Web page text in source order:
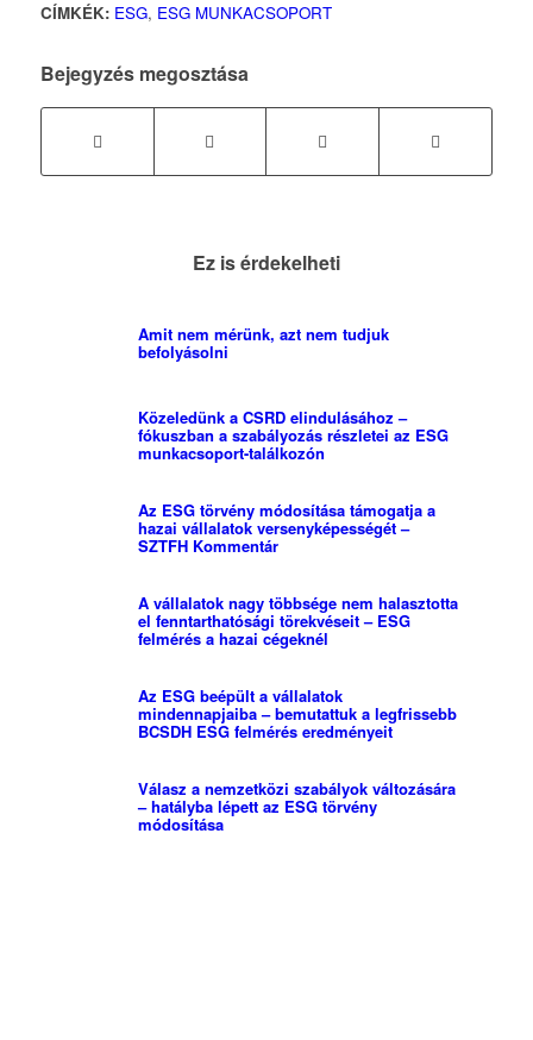
CÍMKÉK: ESG, ESG MUNKACSOPORT
Bejegyzés megosztása
Ez is érdekelheti
Amit nem mérünk, azt nem tudjuk
befolyásolni
Közeledünk a CSRD elindulásához –
fókuszban a szabályozás részletei az ESG
munkacsoport-találkozón
Az ESG törvény módosítása támogatja a
hazai vállalatok versenyképességét –
SZTFH Kommentár
A vállalatok nagy többsége nem halasztotta
el fenntarthatósági törekvéseit – ESG
felmérés a hazai cégeknél
Az ESG beépült a vállalatok
mindennapjaiba – bemutattuk a legfrissebb
BCSDH ESG felmérés eredményeit
Válasz a nemzetközi szabályok változására
– hatályba lépett az ESG törvény
módosítása